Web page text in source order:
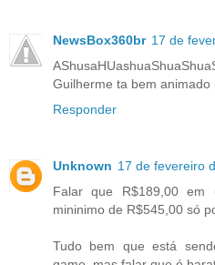
NewsBox360br 17 de
Guilherme ta bem animado
Responder
Unknown 17 de fevereiro
Falar que R$189,00
mininimo de R$545,00 só
Tudo bem que está